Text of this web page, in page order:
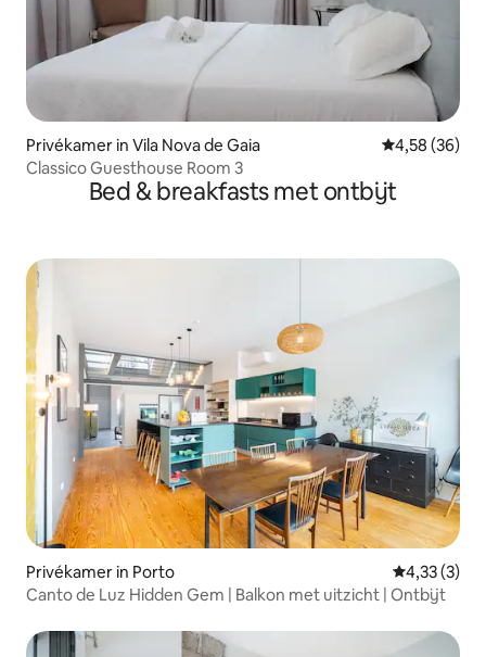
Privékamer in Vila Nova de Gaia Gemiddelde
4,58 (36)
Classico Guesthouse Room 3
Bed & breakfasts met ontbijt
Privékamer in Porto
4,33 (3)
Canto de Luz Hidden Gem | Balkon met uitzicht | Ontbijt